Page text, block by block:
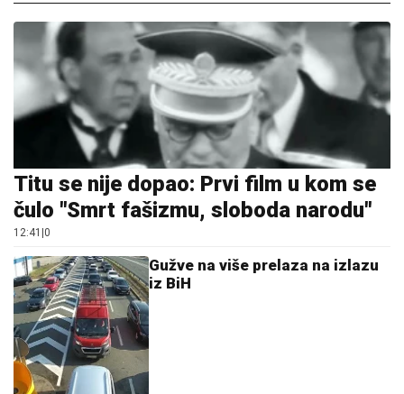
Titu se nije dopao: Prvi film u kom se
čulo "Smrt fašizmu, sloboda narodu"
12:41 0
Gužve na više prelaza na izlazu
iz BiH